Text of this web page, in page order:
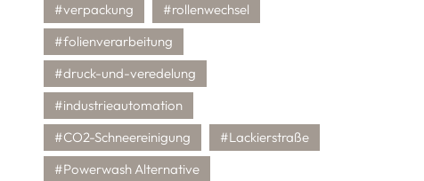
#verpackung
#rollenwechsel
#folienverarbeitung
#druck-und-veredelung
#industrieautomation
#CO2-Schneereinigung
#Lackierstraße
#Powerwash Alternative